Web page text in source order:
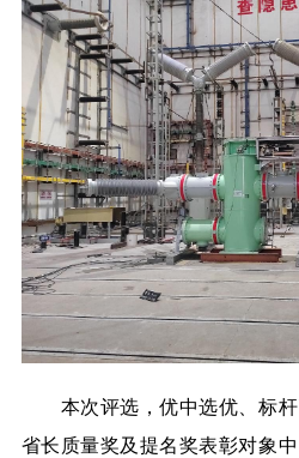
本次评选，优中选优、标杆
省长质量奖及提名奖表彰对象